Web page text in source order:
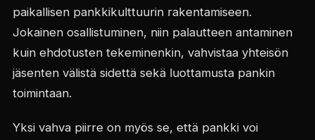
paikallisen pankkikulttuurin rakentamiseen.
Jokainen osallistuminen, niin palautteen antaminen
kuin ehdotusten tekeminenkin, vahvistaa yhteisön
jäsenten välistä sidettä sekä luottamusta pankin
toimintaan.
Yksi vahva piirre on myös se, että pankki voi